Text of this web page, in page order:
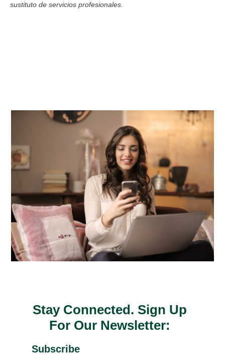
sustituto de servicios profesionales.
Stay Connected. Sign Up
For Our Newsletter:
Subscribe